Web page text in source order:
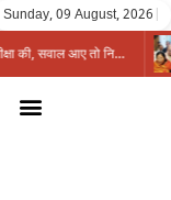
Sunday, 09 August, 2026
मंत्री आईं, समीक्षा की, सवाल आए तो निकल गईं – खाली जयंत चौंकीं पर नहीं दिया जवाब